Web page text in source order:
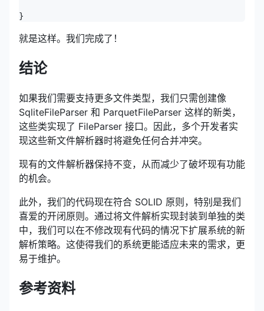
}
就是这样。我们完成了！
结论
如果我们需要支持更多文件类型，我们只需创建像
SqliteFileParser 和 ParquetFileParser 这样的新类，
这些类实现了 FileParser 接口。因此，多个开发者实
现这些新文件解析器时将避免任何合并冲突。
现有的文件解析器保持不变，从而减少了破坏现有功能
的机会。
此外，我们的代码现在符合 SOLID 原则，特别是我们
喜爱的开闭原则。通过将文件解析实现封装到单独的类
中，我们可以在不修改现有代码的情况下扩展系统的新
解析策略。这使得我们的系统更能适应未来的需求，更
易于维护。
参考资料